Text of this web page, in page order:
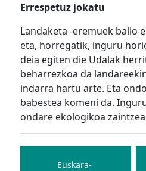
Errespetuz jokatu
Landaketa -eremuek balio
eta, horregatik, inguru
deia egiten die Udalak
beharrezkoa da
indarra hartu arte. Eta
babestea komeni da.
ondare ekologikoa
Bidalketetan
zeharEuskara-